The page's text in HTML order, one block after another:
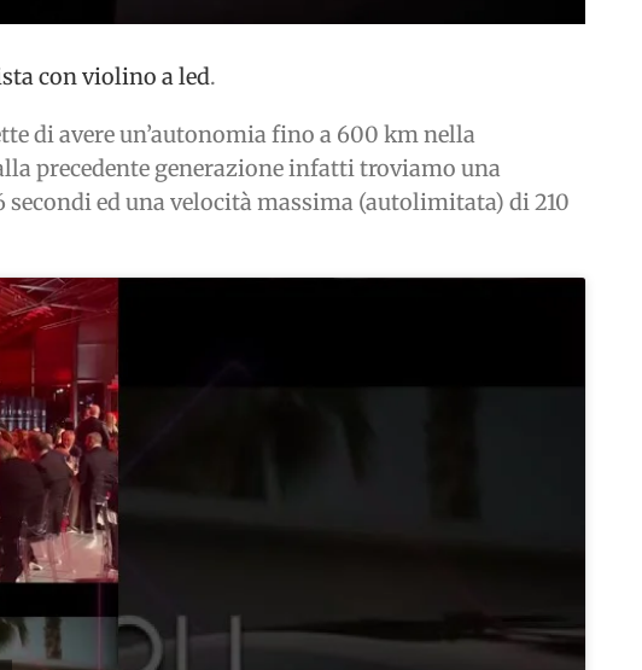
con violino a led.
di avere un’autonomia fino a 600 km nella
precedente generazione infatti troviamo una
ed una velocità massima (autolimitata) di 210